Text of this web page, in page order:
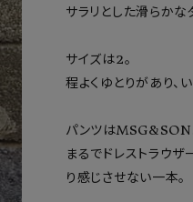
サラリとした滑らかな
サイズは2。
程よくゆとりがあり、
パンツは
まるでドレストラウ
り感じさせない一本。